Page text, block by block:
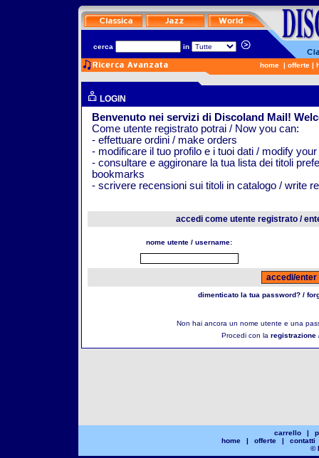
cerca in
home | offerte |
LOGIN
Benvenuto nei servizi di Discoland Mail!
Come utente registrato potrai / Now you can:
- effettuare ordini / make orders
- modificare il tuo profilo e i tuoi dati / modify your
- consultare e aggironare la tua lista dei titoli
bookmarks
- scrivere recensioni sui titoli in catalogo / write
accedi come utente registrato /
nome utente / username:
dimenticato la tua password? /
Non hai ancora un nome utente e una
Procedi con la registrazione
carrello |
home
| offerte |
contatti
©